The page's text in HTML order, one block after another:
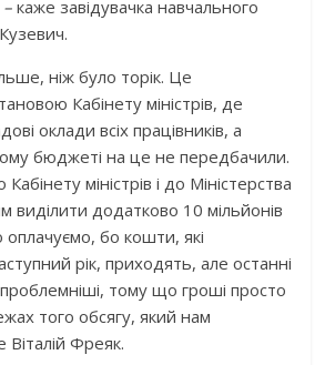
–каже завідувачка навчального
ніж було торік. Це
Кабінету міністрів, де
оклади всіх працівників, а
бюджеті на це не передбачили.
міністрів і до Міністерства
виділити додатково 10 мільйонів
бо кошти, які
рік, приходять, але останні
тому що гроші просто
того обсягу, який нам
Віталій Фреяк.